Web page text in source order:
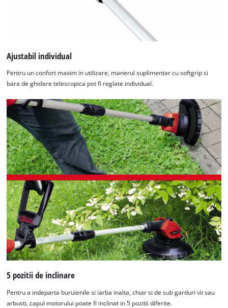
Ajustabil individual
Pentru un confort maxim in utilizare, manerul suplimentar cu softgrip si
bara de ghidare telescopica pot fi reglate individual.
5 pozitii de inclinare
Pentru a indeparta buruienile si iarba inalta, chiar si de sub garduri vii sau
arbusti, capul motorului poate fi inclinat in 5 pozitii diferite.